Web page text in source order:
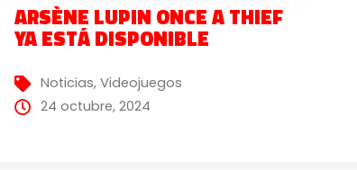
ARSÈNE LUPIN ONCE A THIEF
YA ESTÁ DISPONIBLE
Noticias, Videojuegos
24 octubre, 2024